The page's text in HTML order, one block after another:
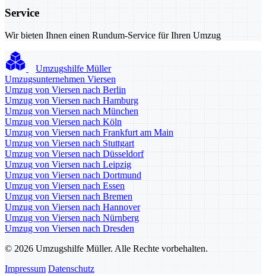
Service
Wir bieten Ihnen einen Rundum-Service für Ihren Umzug
Umzugshilfe Müller
Umzugsunternehmen Viersen
Umzug von Viersen nach Berlin
Umzug von Viersen nach Hamburg
Umzug von Viersen nach München
Umzug von Viersen nach Köln
Umzug von Viersen nach Frankfurt am Main
Umzug von Viersen nach Stuttgart
Umzug von Viersen nach Düsseldorf
Umzug von Viersen nach Leipzig
Umzug von Viersen nach Dortmund
Umzug von Viersen nach Essen
Umzug von Viersen nach Bremen
Umzug von Viersen nach Hannover
Umzug von Viersen nach Nürnberg
Umzug von Viersen nach Dresden
© 2026 Umzugshilfe Müller. Alle Rechte vorbehalten.
Impressum Datenschutz